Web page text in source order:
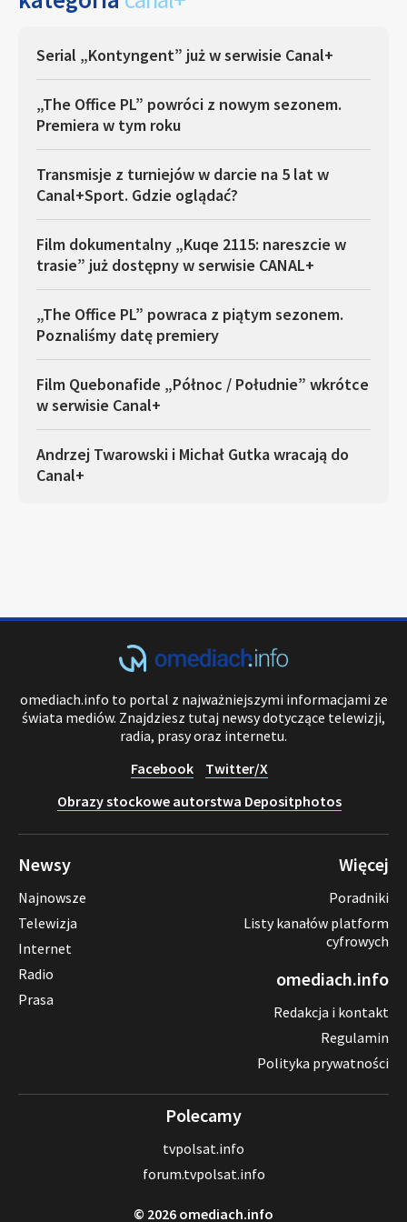
Serial „Kontyngent” już w serwisie Canal+
„The Office PL” powróci z nowym sezonem.
Premiera w tym roku
Transmisje z turniejów w darcie na 5 lat w
Canal+Sport. Gdzie oglądać?
Film dokumentalny „Kuqe 2115: nareszcie w
trasie” już dostępny w serwisie CANAL+
„The Office PL” powraca z piątym sezonem.
Poznaliśmy datę premiery
Film Quebonafide „Północ / Południe” wkrótce
w serwisie Canal+
Andrzej Twarowski i Michał Gutka wracają do
Canal+
omediach.info to portal z najważniejszymi informacjami ze
świata mediów. Znajdziesz tutaj newsy dotyczące telewizji,
radia, prasy oraz internetu.
Facebook
Twitter/X
Obrazy stockowe autorstwa Depositphotos
Newsy
Najnowsze
Telewizja
Internet
Radio
Prasa
Więcej
Poradniki
Listy kanałów platform
cyfrowych
omediach.info
Redakcja i kontakt
Regulamin
Polityka prywatności
Polecamy
tvpolsat.info
forum.tvpolsat.info
© 2026 omediach.info